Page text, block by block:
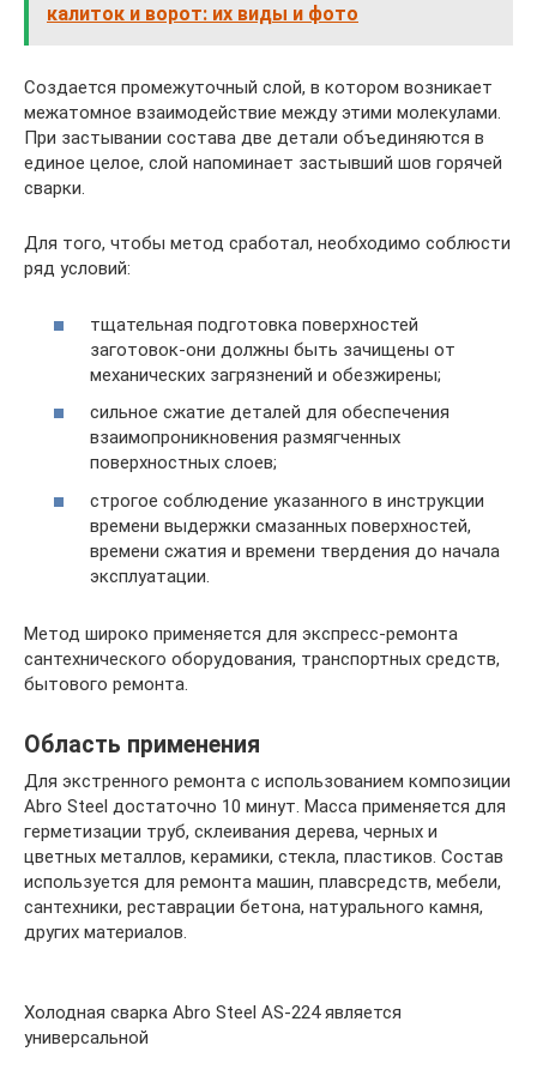
калиток и ворот: их виды и фото
Создается промежуточный слой, в котором возникает
межатомное взаимодействие между этими молекулами.
При застывании состава две детали объединяются в
единое целое, слой напоминает застывший шов горячей
сварки.
Для того, чтобы метод сработал, необходимо соблюсти
ряд условий:
тщательная подготовка поверхностей
заготовок-они должны быть зачищены от
механических загрязнений и обезжирены;
сильное сжатие деталей для обеспечения
взаимопроникновения размягченных
поверхностных слоев;
строгое соблюдение указанного в инструкции
времени выдержки смазанных поверхностей,
времени сжатия и времени твердения до начала
эксплуатации.
Метод широко применяется для экспресс-ремонта
сантехнического оборудования, транспортных средств,
бытового ремонта.
Область применения
Для экстренного ремонта с использованием композиции
Abro Steel достаточно 10 минут. Масса применяется для
герметизации труб, склеивания дерева, черных и
цветных металлов, керамики, стекла, пластиков. Состав
используется для ремонта машин, плавсредств, мебели,
сантехники, реставрации бетона, натурального камня,
других материалов.
Холодная сварка Abro Steel AS-224 является
универсальной